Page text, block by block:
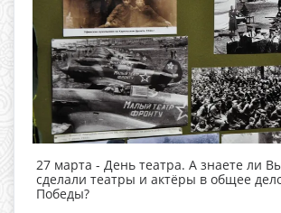
27 марта - День театра. А знаете ли
сделали театры и актёры в общее
Победы?